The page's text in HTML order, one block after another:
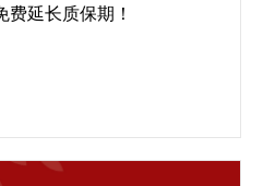
延长质保期！
3年、选择性延保至5年 “为全